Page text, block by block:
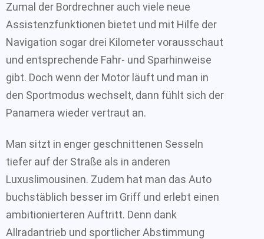
Zumal der Bordrechner auch viele neue
Assistenzfunktionen bietet und mit Hilfe der
Navigation sogar drei Kilometer vorausschaut
und entsprechende Fahr- und Sparhinweise
gibt. Doch wenn der Motor läuft und man in
den Sportmodus wechselt, dann fühlt sich der
Panamera wieder vertraut an.
Man sitzt in enger geschnittenen Sesseln
tiefer auf der Straße als in anderen
Luxuslimousinen. Zudem hat man das Auto
buchstäblich besser im Griff und erlebt einen
ambitionierteren Auftritt. Denn dank
Allradantrieb und sportlicher Abstimmung